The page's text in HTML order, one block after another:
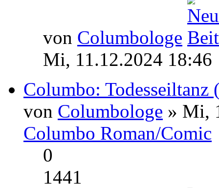
von Columbologe
Mi, 11.12.2024 18:46
Columbo: Todesseiltanz
von Columbologe » Mi,
Columbo Roman/Comic
0
1441